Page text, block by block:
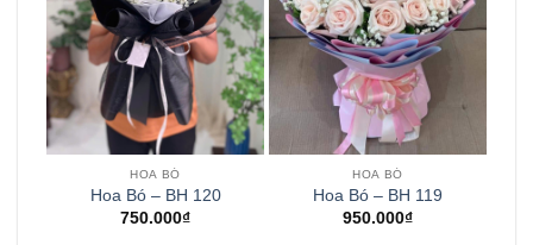
HOA BÓ
Hoa Bó – BH 120
750.000₫
HOA BÓ
Hoa Bó – BH 119
950.000₫